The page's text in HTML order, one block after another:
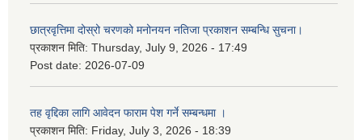
छात्रवृत्तिमा दोस्रो चरणको मनोनयन नतिजा प्रकाशन सम्बन्धि सुचना।
प्रकाशन मिति: Thursday, July 9, 2026 - 17:49
Post date: 2026-07-09
तह वृद्दिका लागि आवेदन फाराम पेश गर्ने सम्बन्धमा ।
प्रकाशन मिति: Friday, July 3, 2026 - 18:39